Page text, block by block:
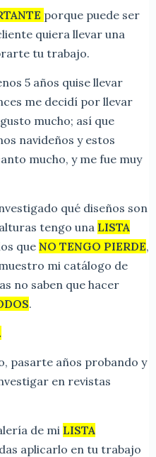
porque puede ser
quiera llevar una
tu trabajo.
5 años quise llevar
me decidí por llevar
mucho; así que
navideños y estos
mucho, y me fue muy
qué diseños son
tengo una LISTA
que NO TENGO PIERDE,
mi catálogo de
no saben que hacer
.
pasarte años probando y
en revistas
de mi LISTA
aplicarlo en tu trabajo